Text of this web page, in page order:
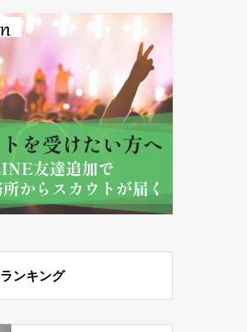
ランキング